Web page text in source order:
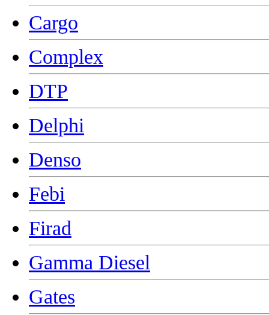
Cargo
Complex
DTP
Delphi
Denso
Febi
Firad
Gamma Diesel
Gates